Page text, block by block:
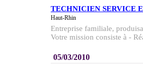
TECHNICIEN SERVICE
Haut-Rhin
Entreprise familiale,
Votre mission consiste à -
05/03/2010